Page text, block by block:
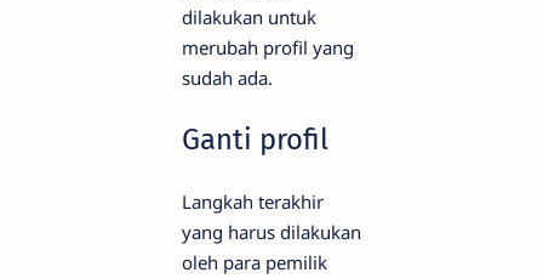
dilakukan untuk
merubah profil yang
sudah ada.
Ganti profil
Langkah terakhir
yang harus dilakukan
oleh para pemilik